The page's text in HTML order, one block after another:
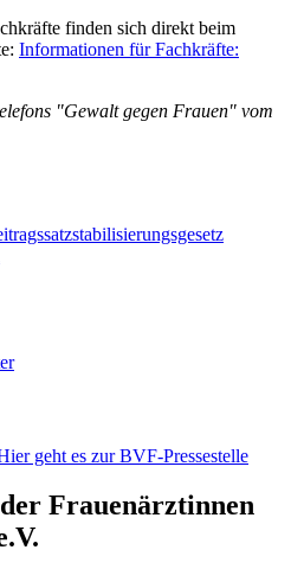
finden sich direkt beim
Informationen für Fachkräfte:
"Gewalt gegen Frauen" vom
geht es zur BVF-Pressestelle
Frauenärztinnen